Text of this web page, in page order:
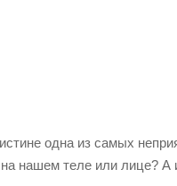
одна из самых
нашем теле или лице? А